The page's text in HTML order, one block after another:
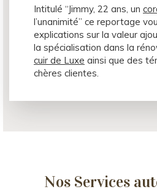
Intitulé “Jimmy, 22 ans, un
l’unanimité” ce reportage
explications sur la valeur
la spécialisation dans la
cuir de Luxe ainsi que des
chères clientes.
Nos Services